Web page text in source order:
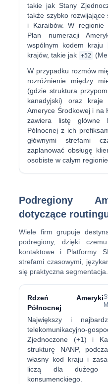
takie jak Stany
także szybko rozwijające
i Karaibów. W regionie
Plan numeracji
wspólnym kodem kraju
krajów, takie jak +52
W przypadku rozmów
rozróżnienie między
(gdzie struktura
kanadyjski) oraz
Ameryce Środkowej i na
zawiera listę główne
Północnej z ich
głównymi strefami
zaplanować obsługę
osobiste w całym regionie.
Podregiony
dotyczące
Wiele firm grupuje
podregiony, dzięki
kontaktowe i Platformy
strefami czasowymi,
się praktyczna segmentacja.
Rdzeń Ameryki
Północnej
Największy i
telekomunikacyjno-
Zjednoczone (+1) i
strukturę NANP,
własny kod kraju i
liczą dla dużego
konsumenckiego.